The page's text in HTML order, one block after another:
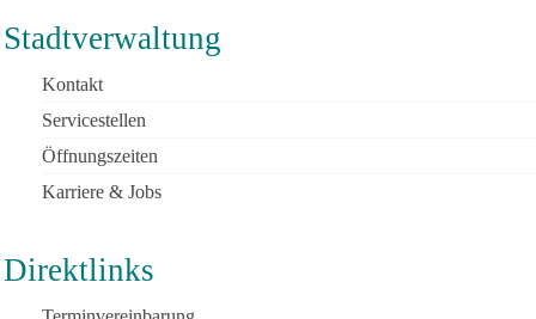
Stadtverwaltung
Kontakt
Servicestellen
Öffnungszeiten
Karriere & Jobs
Direktlinks